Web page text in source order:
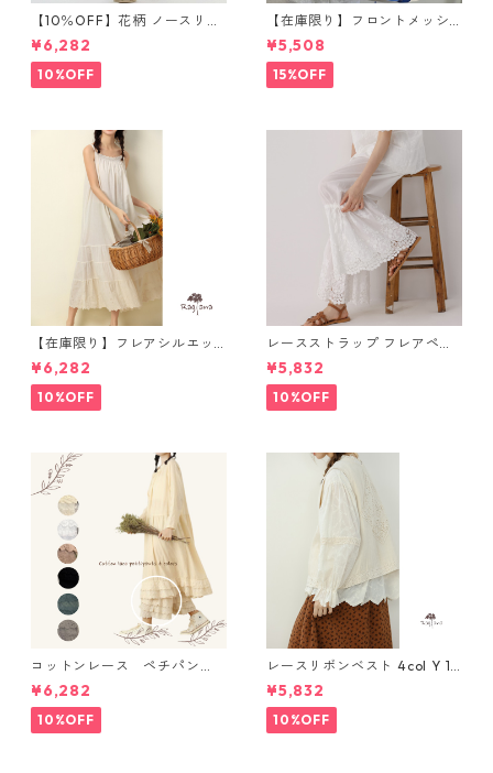
【10％OFF】花柄 ノースリー
ブワンピース 10768
¥6,282
10%OFF
【在庫限り】フロントメッシ
ュ バックパック M 2col 11170
¥5,508
15%OFF
【在庫限り】フレアシルエッ
ト キャミワンピース 2col N
WP123
¥6,282
10%OFF
レースストラップ フレアペチ
パンツ Y 10925
¥5,832
10%OFF
コットンレース ペチパン
ツ 6 colors R2020131
¥6,282
10%OFF
レースリボンベスト 4col Y 111
15
¥5,832
10%OFF